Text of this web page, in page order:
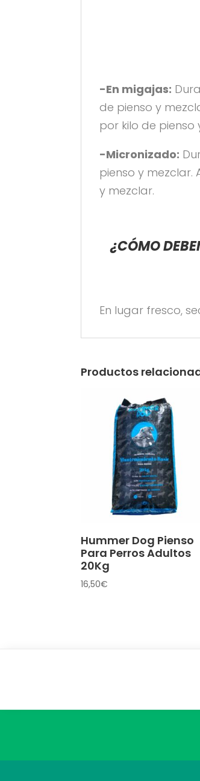
-En migajas:
de pienso y
por kilo de pienso
-Micronizado:
pienso y mezclar.
y mezclar.
¿CÓMO
En lugar fresco,
Productos
Hummer Dog Pienso
Para Perros Adultos
20Kg
16,50€